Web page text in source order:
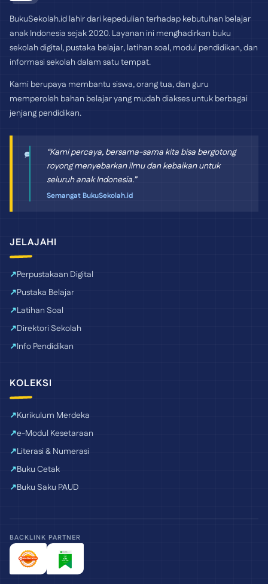
BukuSekolah.id lahir dari kepedulian terhadap kebutuhan belajar
anak Indonesia sejak 2020. Layanan ini menghadirkan buku
sekolah digital, pustaka belajar, latihan soal, modul pendidikan, dan
informasi sekolah dalam satu tempat.
Kami berupaya membantu siswa, orang tua, dan guru
memperoleh bahan belajar yang mudah diakses untuk berbagai
jenjang pendidikan.
“Kami percaya, bersama-sama kita bisa bergotong
royong menyebarkan ilmu dan kebaikan untuk
seluruh anak Indonesia.”
Semangat BukuSekolah.id
JELAJAHI
Perpustakaan Digital
Pustaka Belajar
Latihan Soal
Direktori Sekolah
Info Pendidikan
KOLEKSI
Kurikulum Merdeka
e-Modul Kesetaraan
Literasi & Numerasi
Buku Cetak
Buku Saku PAUD
BACKLINK PARTNER